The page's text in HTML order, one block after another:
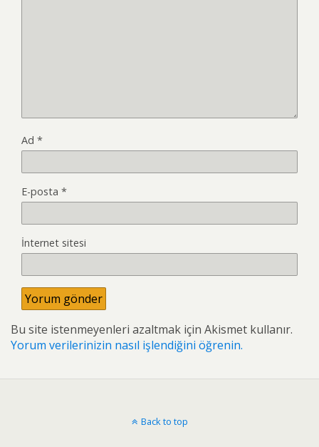
Ad *
E-posta *
İnternet sitesi
Bu site istenmeyenleri azaltmak için Akismet kullanır.
Yorum verilerinizin nasıl işlendiğini öğrenin.
Back to top